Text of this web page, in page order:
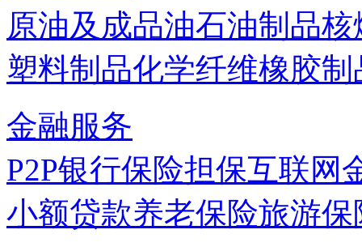
原油及成品油石油制品核
塑料制品化学纤维橡胶制
金融服务
P2P银行保险担保互联网
小额贷款养老保险旅游保